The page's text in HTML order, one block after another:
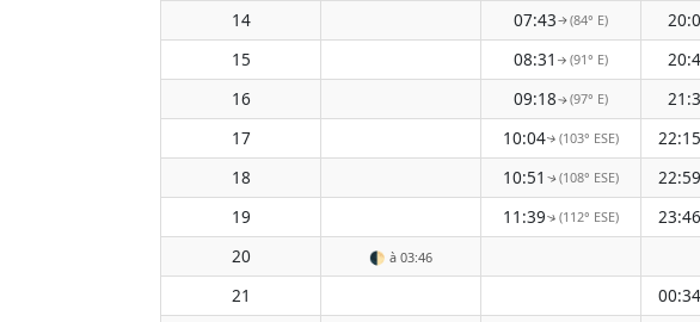
14
07:43↑(84° E)
15
08:31 ↑(91° E)
16
09:18↑(97° E)
17
10:04↑(103° ESE) 22:15
18
10:51 ↑(108° ESE) 22:59
19
11:39↑(112° ESE) 23:46
20
🌓 à 03:46
21
00:34